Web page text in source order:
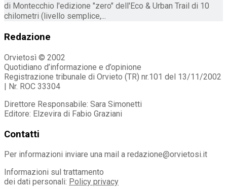
di Montecchio l'edizione "zero" dell'Eco & Urban Trail di 10
chilometri (livello semplice,...
Redazione
Orvietosì © 2002
Quotidiano d’informazione e d’opinione
Registrazione tribunale di Orvieto (TR) nr.101 del 13/11/2002
| Nr. ROC 33304
Direttore Responsabile: Sara Simonetti
Editore: Elzevira di Fabio Graziani
Contatti
Per informazioni inviare una mail a redazione@orvietosi.it
Informazioni sul trattamento
dei dati personali: Policy privacy